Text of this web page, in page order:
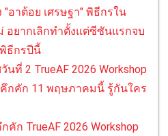
"อาต้อย เศรษฐา" พิธีกรใน
อยากเลิกทำตั้งแต่ซีซันแรกจบ
ธีกรปีนี้
ที่ 2 TrueAF 2026 Workshop
คึกคัก 11 พฤษภาคมนี้ รู้กันใคร
ก TrueAF 2026 Workshop